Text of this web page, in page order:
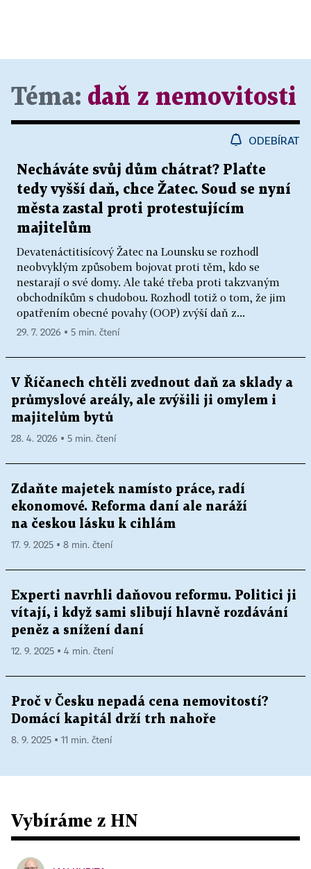
Téma: daň z nemovitosti
ODEBÍRAT
Necháváte svůj dům chátrat? Plaťte
tedy vyšší daň, chce Žatec. Soud se nyní
města zastal proti protestujícím
majitelům
Devatenáctitisícový Žatec na Lounsku se rozhodl
neobvyklým způsobem bojovat proti těm, kdo se
nestarají o své domy. Ale také třeba proti takzvaným
obchodníkům s chudobou. Rozhodl totiž o tom, že jim
opatřením obecné povahy (OOP) zvýší daň z...
29. 7. 2026 ▪ 5 min. čtení
V Říčanech chtěli zvednout daň za sklady a
průmyslové areály, ale zvýšili ji omylem i
majitelům bytů
28. 4. 2026 ▪ 5 min. čtení
Zdaňte majetek namísto práce, radí
ekonomové. Reforma daní ale naráží
na českou lásku k cihlám
17. 9. 2025 ▪ 8 min. čtení
Experti navrhli daňovou reformu. Politici ji
vítají, i když sami slibují hlavně rozdávání
peněz a snížení daní
12. 9. 2025 ▪ 4 min. čtení
Proč v Česku nepadá cena nemovitostí?
Domácí kapitál drží trh nahoře
8. 9. 2025 ▪ 11 min. čtení
Vybíráme z HN